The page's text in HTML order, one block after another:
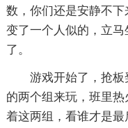
数，你们还是安静不
变了一个人似的，立
了。
游戏开始了，抢
的两个组来玩，班里
着这两组，看谁才是